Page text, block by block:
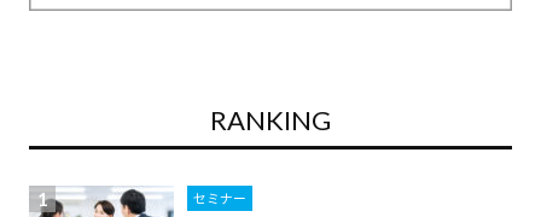
RANKING
セミナー